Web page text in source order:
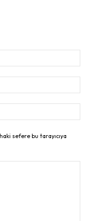
sefere bu tarayıcıya